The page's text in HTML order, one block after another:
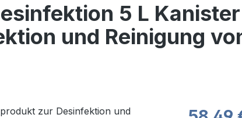
5 L Kanister
und Reinigung
Regulärer